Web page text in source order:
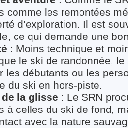
comme les remontées
d’exploration. Il est
ce qui demande une
: Moins technique et
le ski de randonnée, le
les débutants ou les
du ski en hors-piste.
la glisse : Le SRN
à celles du ski de fond,
avec la nature